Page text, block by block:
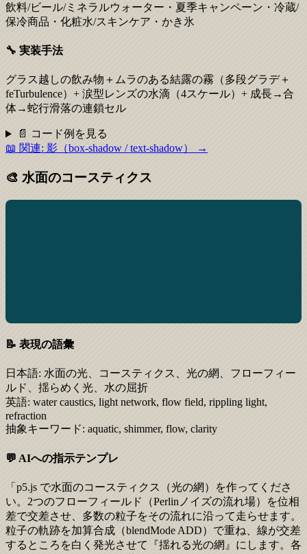
飲料/ビール/ミネラルウォーター・夏季キャンペーン・冷蔵/
保冷商品・化粧水/スキンケア・かき氷
🔧 実装手法
グラス越しの飲み物＋ムラのある結露の霧（多段グラデ＋
feTurbulence）+ 涙型レンズの水滴（4スケール）+ 成長→合
体→蛇行滑落の連鎖セル
📄 コード例を見る
📖 関連: 影（box-shadow / text-shadow） →
🎨 水面のコースティクス
📝 表現の語彙
日本語: 水面の光、コースティクス、光の網、フローフィー
ルド、揺らめく光、水の屈折
英語: water caustics, light network, flow field, rippling light,
refraction
抽象キーワード: aquatic, shimmer, flow, clarity
💬 AIへの指示テンプレ
「p5.js で水面のコースティクス（光の網）を作ってくださ
い。2つのフローフィールド（Perlinノイズの流れ場）を位相
差で交差させ、多数の粒子をその流れに沿って走らせます。
粒子の軌跡を加算合成（blendMode ADD）で重ね、線が交差
するところを白く発光させて『揺れる光の網』にします。各